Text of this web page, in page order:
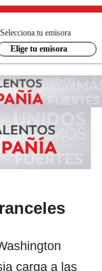
Selecciona tu emisora
Elige tu emisora
carga a las